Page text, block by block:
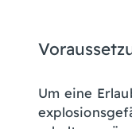
Um eine